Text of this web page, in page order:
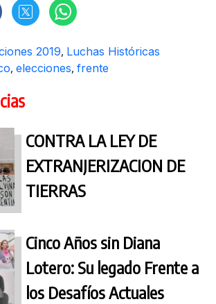
2019, Luchas Históricas
, elecciones, frente
CONTRA LA LEY DE
EXTRANJERIZACION DE
TIERRAS
Cinco Años sin Diana
Lotero: Su legado Frente a
los Desafíos Actuales